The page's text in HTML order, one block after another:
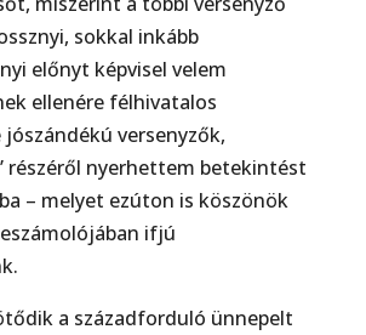
sokkal inkább
előnyt képvisel velem
ellenére félhivatalos
versenyzők,
részéről nyerhettem betekintést
– melyet ezúton is köszönök
ifjú
a századforduló ünnepelt